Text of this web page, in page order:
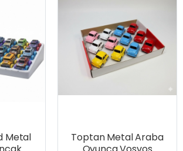
Metal
Toptan Metal Araba